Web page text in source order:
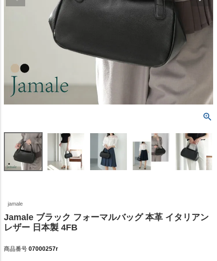
jamale
Jamale ブラック フォーマルバッグ 本革 イタリアン
レザー 日本製 4FB
商品番号 07000257r